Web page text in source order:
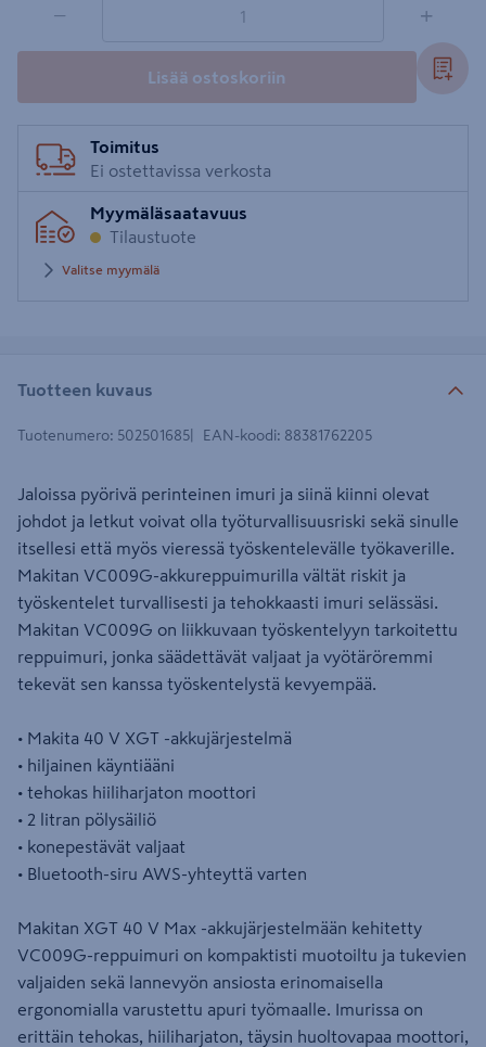
− +
Lisää ostoskoriin
Toimitus
Ei ostettavissa verkosta
Myymäläsaatavuus
Tilaustuote
Valitse myymälä
Tuotteen kuvaus
Tuotenumero: 502501685 EAN-koodi: 88381762205
Jaloissa pyörivä perinteinen imuri ja siinä kiinni olevat
johdot ja letkut voivat olla työturvallisuusriski sekä sinulle
itsellesi että myös vieressä työskentelevälle työkaverille.
Makitan VC009G-akkureppuimurilla vältät riskit ja
työskentelet turvallisesti ja tehokkaasti imuri selässäsi.
Makitan VC009G on liikkuvaan työskentelyyn tarkoitettu
reppuimuri, jonka säädettävät valjaat ja vyötäröremmi
tekevät sen kanssa työskentelystä kevyempää.
• Makita 40 V XGT -akkujärjestelmä
• hiljainen käyntiääni
• tehokas hiiliharjaton moottori
• 2 litran pölysäiliö
• konepestävät valjaat
• Bluetooth-siru AWS-yhteyttä varten
Makitan XGT 40 V Max -akkujärjestelmään kehitetty
VC009G-reppuimuri on kompaktisti muotoiltu ja tukevien
valjaiden sekä lannevyön ansiosta erinomaisella
ergonomialla varustettu apuri työmaalle. Imurissa on
erittäin tehokas, hiiliharjaton, täysin huoltovapaa moottori,